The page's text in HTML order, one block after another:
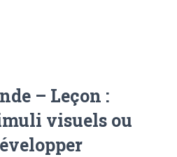
– Leçon :
visuels ou